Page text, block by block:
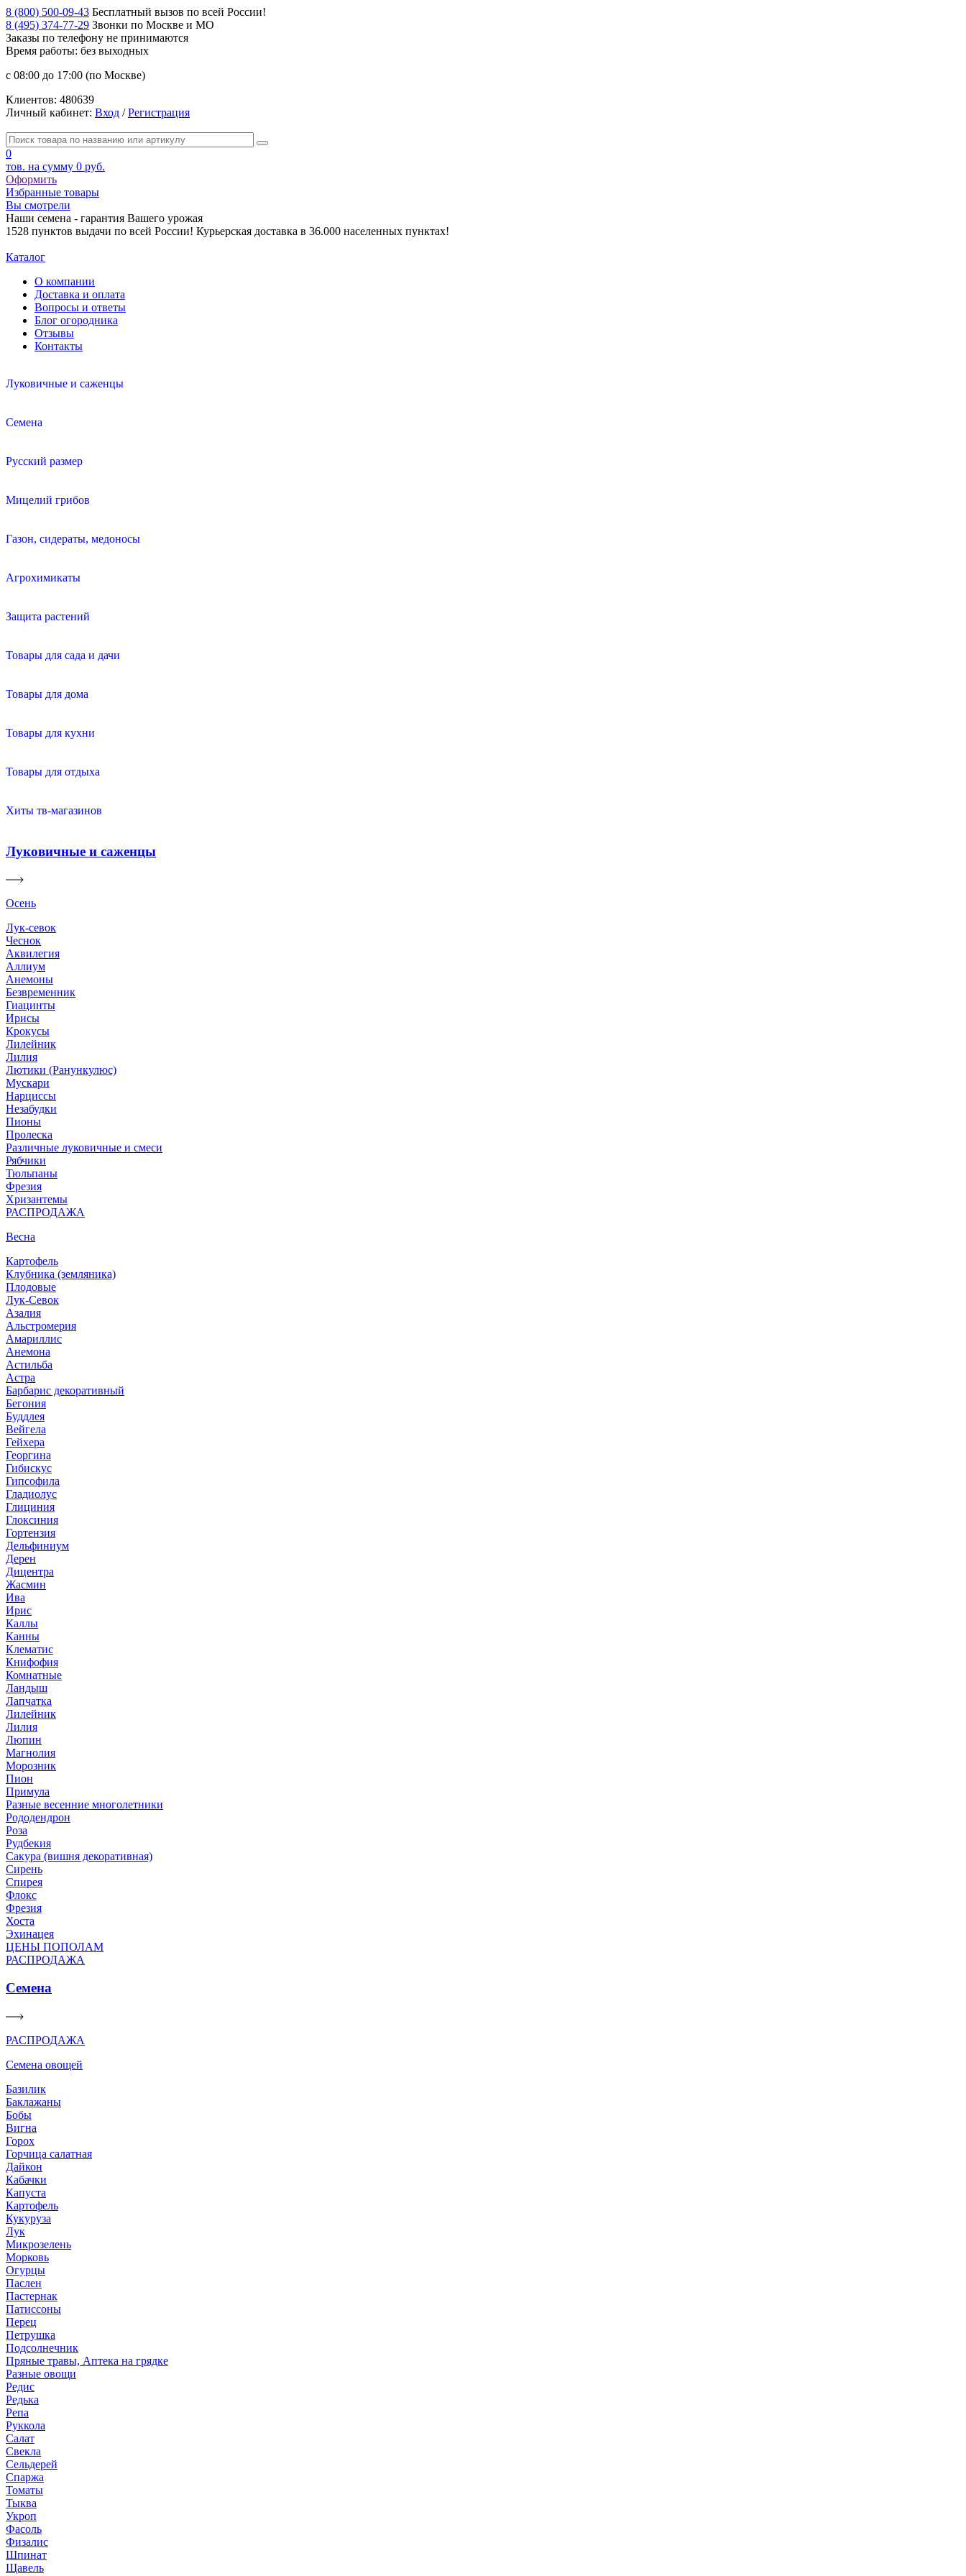
8 (800) 500-09-43 Бесплатный вызов по всей России!
8 (495) 374-77-29 Звонки по Москве и МО
Заказы по телефону не принимаются
Время работы: без выходных
с 08:00 до 17:00 (по Москве)
Клиентов: 480639
Личный кабинет: Вход /Регистрация
0
тов. на сумму 0 руб.
Оформить
Избранные товары
Вы смотрели
Наши семена - гарантия Вашего урожая
1528 пунктов выдачи по всей России! Курьерская доставка в 36.000 населенных пунктах!
Каталог
О компании
Доставка и оплата
Вопросы и ответы
Блог огородника
Отзывы
Контакты
Луковичные и саженцы
Семена
Русский размер
Мицелий грибов
Газон, сидераты, медоносы
Агрохимикаты
Защита растений
Товары для сада и дачи
Товары для дома
Товары для кухни
Товары для отдыха
Хиты тв-магазинов
Луковичные и саженцы
Осень
Лук-севок
Чеснок
Аквилегия
Аллиум
Анемоны
Безвременник
Гиацинты
Ирисы
Крокусы
Лилейник
Лилия
Лютики (Ранункулюс)
Мускари
Нарцисcы
Незабудки
Пионы
Пролеска
Различные луковичные и смеси
Рябчики
Тюльпаны
Фрезия
Хризантемы
РАСПРОДАЖА
Весна
Картофель
Клубника (земляника)
Плодовые
Лук-Севок
Азалия
Альстромерия
Амариллис
Анемона
Астильба
Астра
Барбарис декоративный
Бегония
Буддлея
Вейгела
Гейхера
Георгина
Гибискус
Гипсофила
Гладиолус
Глициния
Глоксиния
Гортензия
Дельфиниум
Дерен
Дицентра
Жасмин
Ива
Ирис
Каллы
Канны
Клематис
Книфофия
Комнатные
Ландыш
Лапчатка
Лилейник
Лилия
Люпин
Магнолия
Морозник
Пион
Примула
Разные весенние многолетники
Рододендрон
Роза
Рудбекия
Сакура (вишня декоративная)
Сирень
Спирея
Флокс
Фрезия
Хоста
Эхинацея
ЦЕНЫ ПОПОЛАМ
РАСПРОДАЖА
Семена
РАСПРОДАЖА
Семена овощей
Базилик
Баклажаны
Бобы
Вигна
Горох
Горчица салатная
Дайкон
Кабачки
Капуста
Картофель
Кукуруза
Лук
Микрозелень
Морковь
Огурцы
Паслен
Пастернак
Патиссоны
Перец
Петрушка
Подсолнечник
Пряные травы, Аптека на грядке
Разные овощи
Редис
Редька
Репа
Руккола
Салат
Свекла
Сельдерей
Спаржа
Томаты
Тыква
Укроп
Фасоль
Физалис
Шпинат
Щавель